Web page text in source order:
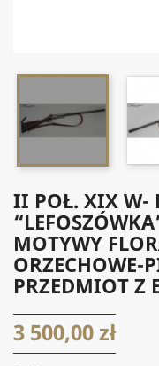

II POŁ. XIX W-
MOTYWY
ORZECHOWE-
PRZEDMIOT Z
3 500,00 zł